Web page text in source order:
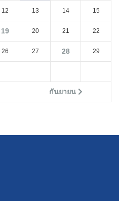
กันยายน
12 13 14 15
19 20 21 22
26 27 28 29